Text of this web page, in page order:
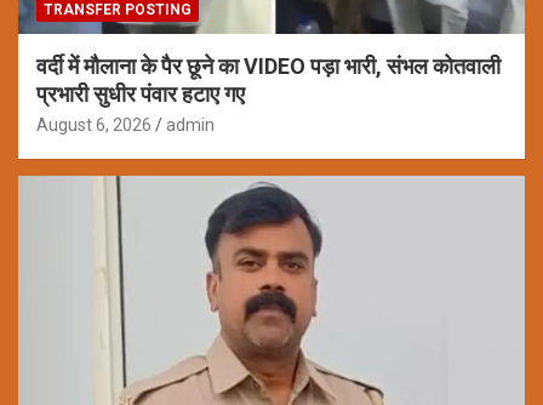
TRANSFER POSTING
वर्दी में मौलाना के पैर छूने का VIDEO पड़ा भारी, संभल कोतवाली
प्रभारी सुधीर पंवार हटाए गए
August 6, 2026 admin